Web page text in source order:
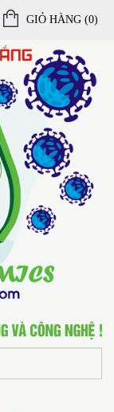
GIỎ HÀNG (0)